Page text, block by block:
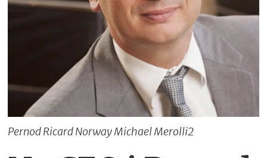
Pernod Ricard Norway Michael Merolli2